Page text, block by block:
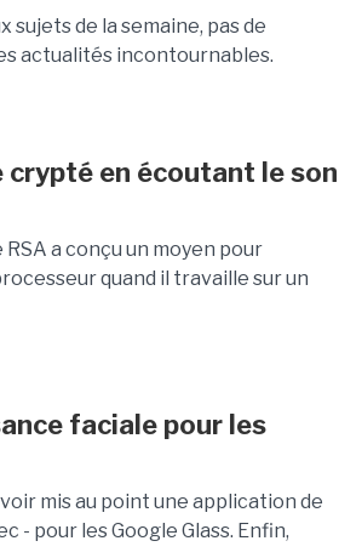
sujets de la semaine, pas de
actualités incontournables.
crypté en écoutant le son
a conçu un moyen pour
quand il travaille sur un
faciale pour les
mis au point une application de
- pour les Google Glass. Enfin,